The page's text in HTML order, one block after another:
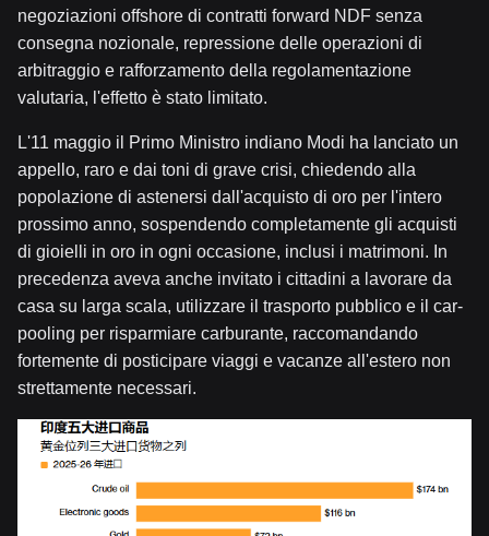
negoziazioni offshore di contratti forward NDF senza
consegna nozionale, repressione delle operazioni di
arbitraggio e rafforzamento della regolamentazione
valutaria, l'effetto è stato limitato.
L'11 maggio il Primo Ministro indiano Modi ha lanciato un
appello, raro e dai toni di grave crisi, chiedendo alla
popolazione di astenersi dall'acquisto di oro per l'intero
prossimo anno, sospendendo completamente gli acquisti
di gioielli in oro in ogni occasione, inclusi i matrimoni. In
precedenza aveva anche invitato i cittadini a lavorare da
casa su larga scala, utilizzare il trasporto pubblico e il car-
pooling per risparmiare carburante, raccomandando
fortemente di posticipare viaggi e vacanze all'estero non
strettamente necessari.